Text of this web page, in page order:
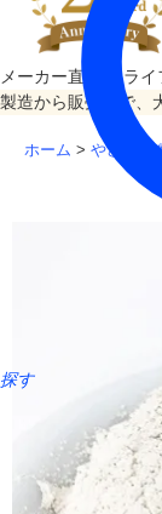
探す
メーカー直売 ドラ
製造から販売まで、
ホーム > やさい >